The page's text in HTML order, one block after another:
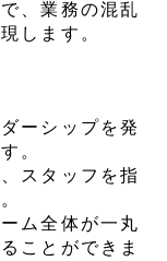
、業務の混乱
します。
ーシップを発
。
スタッフを指
ム全体が一丸
ことができま